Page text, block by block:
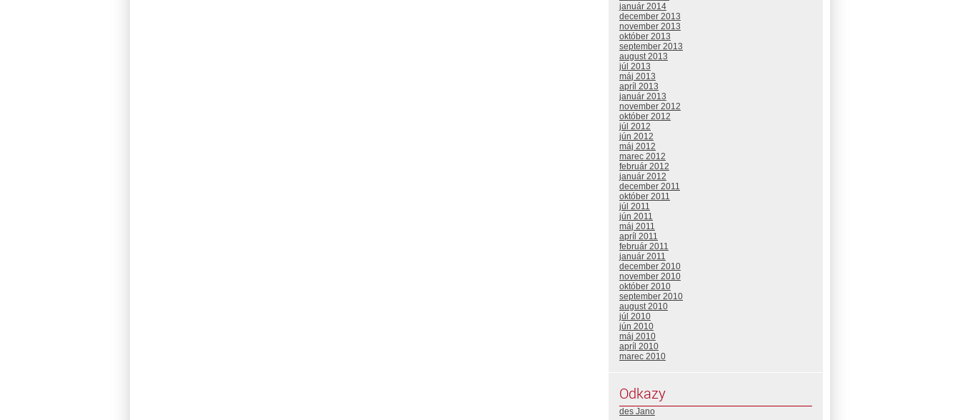
január 2014
december 2013
november 2013
október 2013
september 2013
august 2013
júl 2013
máj 2013
apríl 2013
január 2013
november 2012
október 2012
júl 2012
jún 2012
máj 2012
marec 2012
február 2012
január 2012
december 2011
október 2011
júl 2011
jún 2011
máj 2011
apríl 2011
február 2011
január 2011
december 2010
november 2010
október 2010
september 2010
august 2010
júl 2010
jún 2010
máj 2010
apríl 2010
marec 2010
Odkazy
des Jano